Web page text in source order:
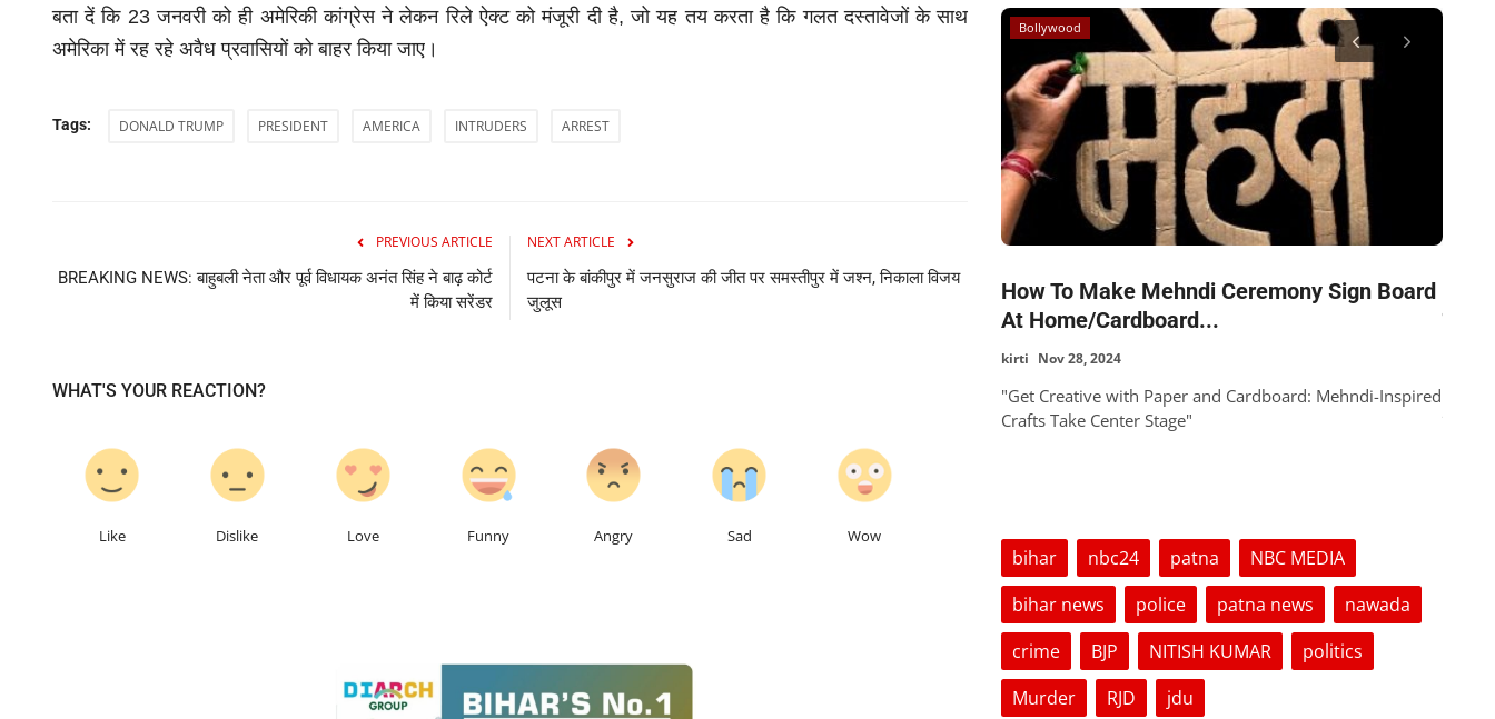
बता दें कि 23जनवरी को ही अमेरिकी कांग्रेस ने लेकन रिले ऐक्ट को मंजूरी दी है,जो यह तय करता है कि गलत दस्तावेजों के साथ
अमेरिका में रह रहे अवैध प्रवासियों को बाहर किया जाए।
Tags: DONALD TRUMP PRESIDENT AMERICA INTRUDERS ARREST
PREVIOUS ARTICLE
BREAKING NEWS: बाहुबली नेता और पूर्व विधायक अनंत सिंह ने बाढ़ कोर्ट
में किया सरेंडर
NEXT ARTICLE
पटना के बांकीपुर में जनसुराज की जीत पर समस्तीपुर में जश्न, निकाला विजय
जुलूस
WHAT'S YOUR REACTION?
Like Dislike Love Funny Angry Sad Wow
Bhojpuri
रिलीज होते ही होने लगा वायरल, अरविंद अकेला कल्‍लू का
सारेगामा हम भोजपुरी और अरविंद अकेला कल्लू का जलवा एक बार फिर से
Politics
उर्दू-संस्कृत के बिना नए कॉलेजों का क्या फायदा? -
Bollywood
How To Make Mehndi Ceremony Sign Board
At Home/Cardboard...
kirti Nov 28, 2024
"Get Creative with Paper and Cardboard: Mehndi-Inspired
Crafts Take Center Stage"
bihar nbc24 patna
NBC MEDIA
bihar news
police patna news
nawada
crime
BJP NITISH KUMAR
politics
Murder
RJD jdu